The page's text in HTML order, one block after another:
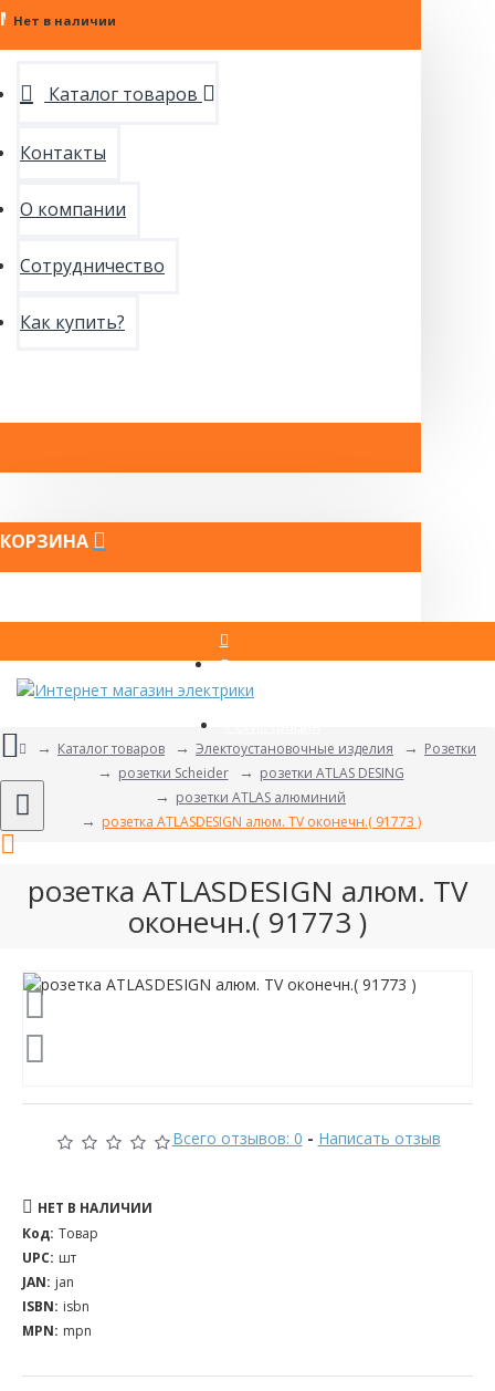
МЕНЮ
Каталог товаров
Контакты
О компании
Сотрудничество
Как купить?
КОРЗИНА
Вход
Каталог товаров Электоустановочные изделия
Розетки
розетки Scheider
розетки ATLAS DESING
розетки ATLAS алюминий
розетка ATLASDESIGN алюм. TV оконечн.( 91773 )
розетка ATLASDESIGN алюм. TV
оконечн.( 91773 )
Нет в наличии
Всего отзывов: 0 - Написать отзыв
НЕТ В НАЛИЧИИ
Код: Товар
UPC: шт
JAN: jan
ISBN: isbn
MPN: mpn
Нет в наличии
Нет в наличии